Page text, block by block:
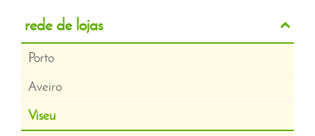
rede de lojas
Porto
Aveiro
Viseu